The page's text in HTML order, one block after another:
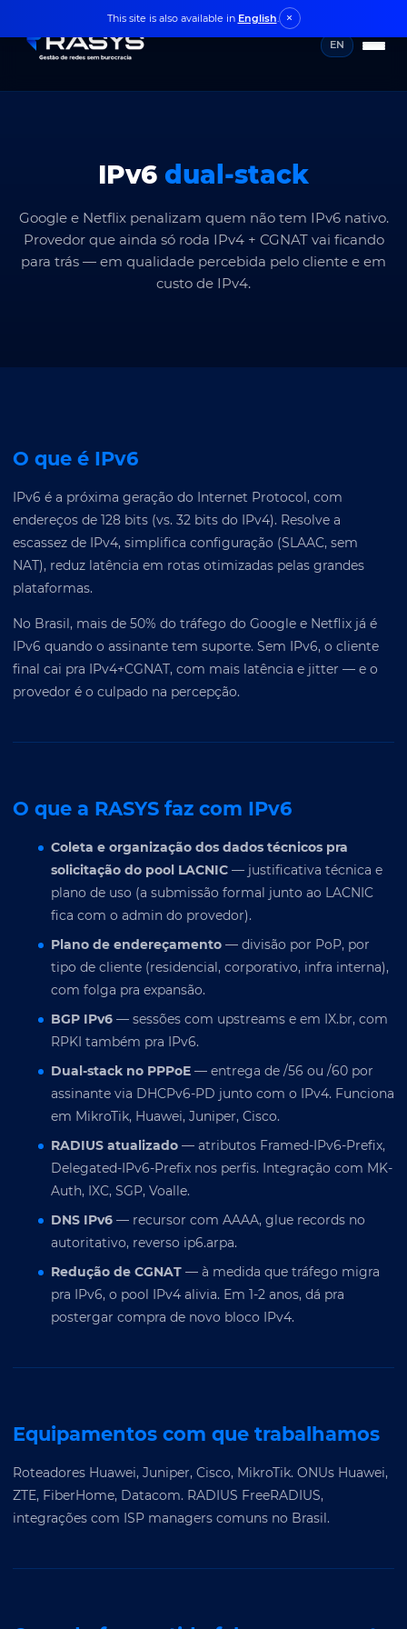
EN
IPv6 dual-stack
Google e Netflix penalizam quem não tem IPv6 nativo.
Provedor que ainda só roda IPv4 + CGNAT vai ficando
para trás — em qualidade percebida pelo cliente e em
custo de IPv4.
O que é IPv6
IPv6 é a próxima geração do Internet Protocol, com
endereços de 128 bits (vs. 32 bits do IPv4). Resolve a
escassez de IPv4, simplifica configuração (SLAAC, sem
NAT), reduz latência em rotas otimizadas pelas grandes
plataformas.
No Brasil, mais de 50% do tráfego do Google e Netflix já é
IPv6 quando o assinante tem suporte. Sem IPv6, o cliente
final cai pra IPv4+CGNAT, com mais latência e jitter — e o
provedor é o culpado na percepção.
O que a RASYS faz com IPv6
Coleta e organização dos dados técnicos pra
solicitação do pool LACNIC — justificativa técnica e
plano de uso (a submissão formal junto ao LACNIC
fica com o admin do provedor).
Plano de endereçamento — divisão por PoP, por
tipo de cliente (residencial, corporativo, infra interna),
com folga pra expansão.
BGP IPv6 — sessões com upstreams e em IX.br, com
RPKI também pra IPv6.
Dual-stack no PPPoE — entrega de /56 ou /60 por
assinante via DHCPv6-PD junto com o IPv4. Funciona
em MikroTik, Huawei, Juniper, Cisco.
RADIUS atualizado — atributos Framed-IPv6-Prefix,
Delegated-IPv6-Prefix nos perfis. Integração com MK-
Auth, IXC, SGP, Voalle.
DNS IPv6 — recursor com AAAA, glue records no
autoritativo, reverso ip6.arpa.
Redução de CGNAT — à medida que tráfego migra
pra IPv6, o pool IPv4 alivia. Em 1-2 anos, dá pra
postergar compra de novo bloco IPv4.
Equipamentos com que trabalhamos
Roteadores Huawei, Juniper, Cisco, MikroTik. ONUs Huawei,
ZTE, FiberHome, Datacom. RADIUS FreeRADIUS,
integrações com ISP managers comuns no Brasil.
This site is also available in English. ×